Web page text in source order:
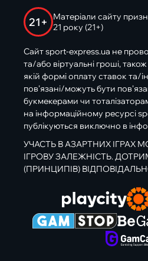
21+
Матеріали сайту
21 року (21+)
Сайт sport-express.ua не
та/або віртуальні гроші,
якій формі оплату ставок та/
пов’язані/можуть бути
букмекерами чи
на інформаційному ресурсі
публікуються виключно в
УЧАСТЬ В АЗАРТНИХ ІГРАХ
ІГРОВУ ЗАЛЕЖНІСТЬ.
(ПРИНЦИПІВ)